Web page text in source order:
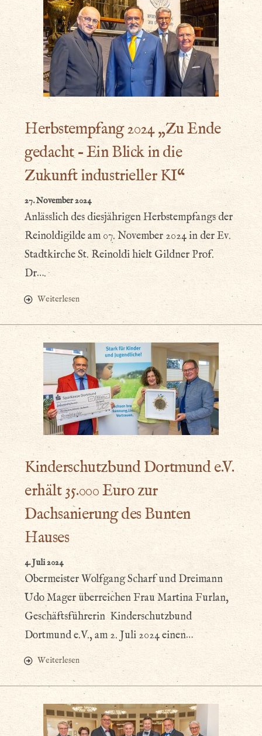
Herbstempfang 2024 „Zu Ende
gedacht – Ein Blick in die
Zukunft industrieller KI“
27. November 2024
Anlässlich des diesjährigen Herbstempfangs der
Reinoldigilde am 07. November 2024 in der Ev.
Stadtkirche St. Reinoldi hielt Gildner Prof.
Dr….
Weiterlesen
Kinderschutzbund Dortmund e.V.
erhält 35.000 Euro zur
Dachsanierung des Bunten
Hauses
4. Juli 2024
Obermeister Wolfgang Scharf und Dreimann
Udo Mager überreichen Frau Martina Furlan,
Geschäftsführerin Kinderschutzbund
Dortmund e.V., am 2. Juli 2024 einen…
Weiterlesen